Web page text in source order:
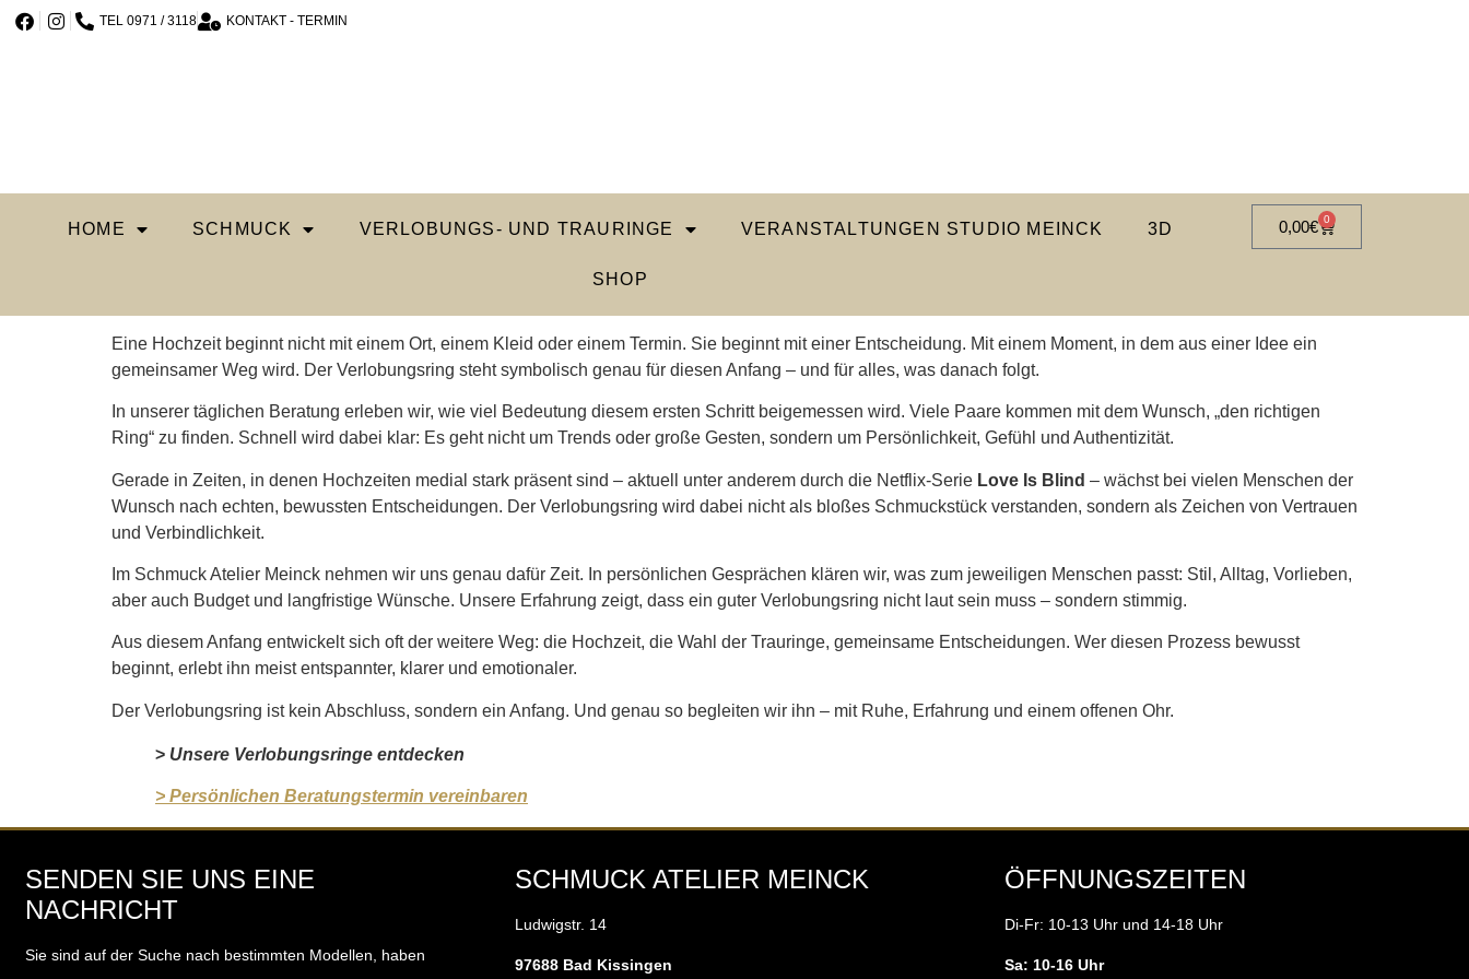
TEL 0971 / 3118 KONTAKT - TERMIN
HOME SCHMUCK VERLOBUNGS- UND TRAURINGE VERANSTALTUNGEN STUDIO MEINCK 3D
SHOP
0,00€ 0
Eine Hochzeit beginnt nicht mit einem Ort, einem Kleid oder einem Termin. Sie beginnt mit einer Entscheidung. Mit einem Moment, in dem aus einer Idee ein
gemeinsamer Weg wird. Der Verlobungsring steht symbolisch genau für diesen Anfang – und für alles, was danach folgt.
In unserer täglichen Beratung erleben wir, wie viel Bedeutung diesem ersten Schritt beigemessen wird. Viele Paare kommen mit dem Wunsch, „den richtigen
Ring“ zu finden. Schnell wird dabei klar: Es geht nicht um Trends oder große Gesten, sondern um Persönlichkeit, Gefühl und Authentizität.
Gerade in Zeiten, in denen Hochzeiten medial stark präsent sind – aktuell unter anderem durch die Netflix-Serie Love Is Blind – wächst bei vielen Menschen der
Wunsch nach echten, bewussten Entscheidungen. Der Verlobungsring wird dabei nicht als bloßes Schmuckstück verstanden, sondern als Zeichen von Vertrauen
und Verbindlichkeit.
Im Schmuck Atelier Meinck nehmen wir uns genau dafür Zeit. In persönlichen Gesprächen klären wir, was zum jeweiligen Menschen passt: Stil, Alltag, Vorlieben,
aber auch Budget und langfristige Wünsche. Unsere Erfahrung zeigt, dass ein guter Verlobungsring nicht laut sein muss – sondern stimmig.
Aus diesem Anfang entwickelt sich oft der weitere Weg: die Hochzeit, die Wahl der Trauringe, gemeinsame Entscheidungen. Wer diesen Prozess bewusst
beginnt, erlebt ihn meist entspannter, klarer und emotionaler.
Der Verlobungsring ist kein Abschluss, sondern ein Anfang. Und genau so begleiten wir ihn – mit Ruhe, Erfahrung und einem offenen Ohr.
> Unsere Verlobungsringe entdecken
> Persönlichen Beratungstermin vereinbaren
SENDEN SIE UNS EINE
NACHRICHT
Sie sind auf der Suche nach bestimmten Modellen, haben
SCHMUCK ATELIER MEINCK
Ludwigstr. 14
97688 Bad Kissingen
ÖFFNUNGSZEITEN
Di-Fr: 10-13 Uhr und 14-18 Uhr
Sa: 10-16 Uhr